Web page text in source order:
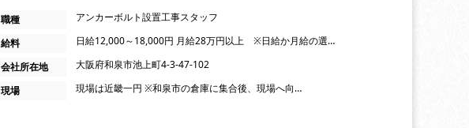
職種
アンカーボルト設置工事スタッフ
給料
日給12,000～18,000円 月給28万円以上 ※日給か月給の選…
会社所在地
大阪府和泉市池上町4-3-47-102
現場
現場は近畿一円 ※和泉市の倉庫に集合後、現場へ向…